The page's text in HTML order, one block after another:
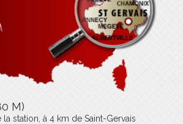
M)
la station, à 4 km de Saint-Gervais